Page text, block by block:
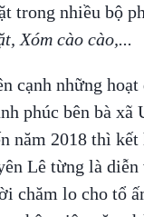
trong nhiều bộ
Xóm cào cào,...
cạnh những
phúc bên bà
năm 2018 thì
Lê từng là diễn
chăm lo cho tổ